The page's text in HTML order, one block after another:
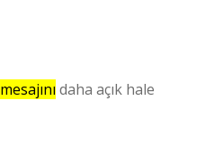
mesajını daha açık hale